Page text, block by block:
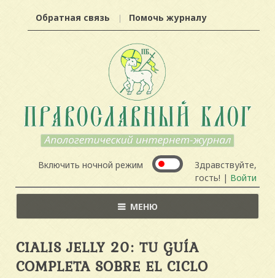
Обратная связь Помочь журналу
Включить ночной режим
Здравствуйте,
гость! | Войти
МЕНЮ
CIALIS JELLY 20: TU GUÍA
COMPLETA SOBRE EL CICLO